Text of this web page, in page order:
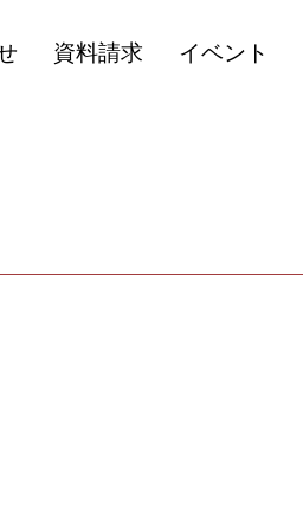
資料請求 イベント